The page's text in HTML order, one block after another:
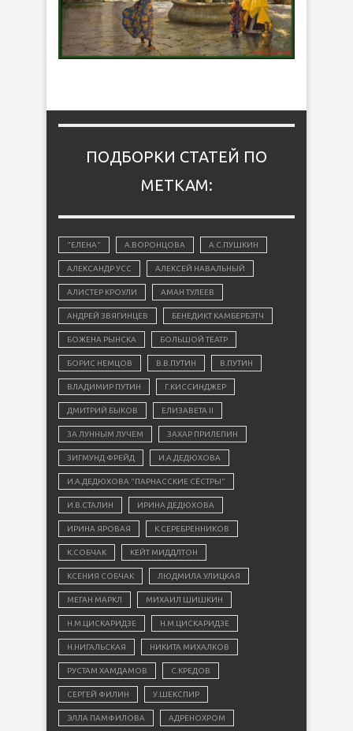
ПОДБОРКИ СТАТЕЙ ПО
МЕТКАМ:
"ЕЛЕНА" А.ВОРОНЦОВА А.С.ПУШКИН
АЛЕКСАНДР УСС АЛЕКСЕЙ НАВАЛЬНЫЙ
АЛИСТЕР КРОУЛИ АМАН ТУЛЕЕВ
АНДРЕЙ ЗВЯГИНЦЕВ БЕНЕДИКТ КАМБЕРБЭТЧ
БОЖЕНА РЫНСКА БОЛЬШОЙ ТЕАТР
БОРИС НЕМЦОВ В.В.ПУТИН В.ПУТИН
ВЛАДИМИР ПУТИН Г.КИССИНДЖЕР
ДМИТРИЙ БЫКОВ ЕЛИЗАВЕТА II
ЗА ЛУННЫМ ЛУЧЕМ ЗАХАР ПРИЛЕПИН
ЗИГМУНД ФРЕЙД И.А.ДЕДЮХОВА
И.А.ДЕДЮХОВА "ПАРНАССКИЕ СЁСТРЫ"
И.В.СТАЛИН ИРИНА ДЕДЮХОВА
ИРИНА ЯРОВАЯ К.СЕРЕБРЕННИКОВ
К.СОБЧАК КЕЙТ МИДДЛТОН
КСЕНИЯ СОБЧАК ЛЮДМИЛА УЛИЦКАЯ
МЕГАН МАРКЛ МИХАИЛ ШИШКИН
Н.М.ЦИСКАРИДЗЕ Н.М.ЦИСКАРИДЗЕ
Н.НИГАЛЬСКАЯ НИКИТА МИХАЛКОВ
РУСТАМ ХАМДАМОВ С.КРЕДОВ
СЕРГЕЙ ФИЛИН У.ШЕКСПИР
ЭЛЛА ПАМФИЛОВА АДРЕНОХРОМ